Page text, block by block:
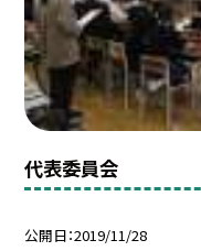
代表委員会
公開日 2019/11/28